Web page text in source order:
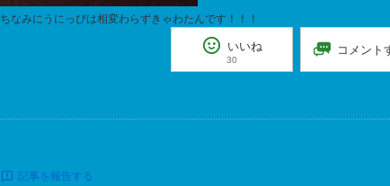
ちなみにうにっぴは相変わらずきゃわたんです！！！
いいね
30
コメント
記事を報告する